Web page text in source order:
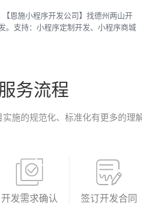
【恩施小程序开发公司】找德州两山开
。支持：小程序定制开发、小程序商城
务流程
施的规范化、标准化有更多的理
开发需求确认 签订开发合同